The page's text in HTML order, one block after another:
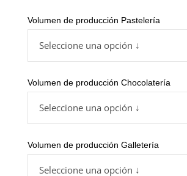
Volumen de producción Pastelería
Volumen de producción Chocolatería
Volumen de producción Galletería